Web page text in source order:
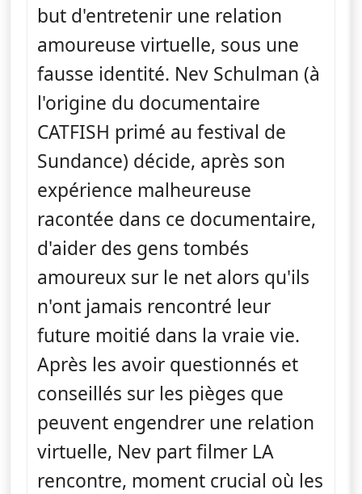
but d'entretenir une relation
amoureuse virtuelle, sous une
fausse identité. Nev Schulman (à
l'origine du documentaire
CATFISH primé au festival de
Sundance) décide, après son
expérience malheureuse
racontée dans ce documentaire,
d'aider des gens tombés
amoureux sur le net alors qu'ils
n'ont jamais rencontré leur
future moitié dans la vraie vie.
Après les avoir questionnés et
conseillés sur les pièges que
peuvent engendrer une relation
virtuelle, Nev part filmer LA
rencontre, moment crucial où les